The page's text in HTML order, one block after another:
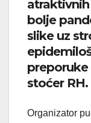
bolje
slike uz
preporuke
stoćer RH.
Organizator